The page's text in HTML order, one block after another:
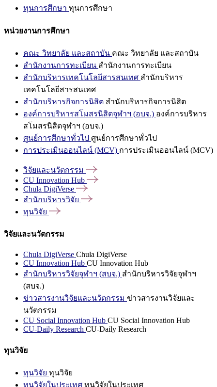
ทุนการศึกษา ทุนการศึกษา
หน่วยงานการศึกษา
คณะ วิทยาลัย และสถาบัน คณะ วิทยาลัย และสถาบัน
สำนักงานการทะเบียน สำนักงานการทะเบียน
สำนักบริหารเทคโนโลยีสารสนเทศ สำนักบริหาร
เทคโนโลยีสารสนเทศ
สำนักบริหารกิจการนิสิต สำนักบริหารกิจการนิสิต
องค์การบริหารสโมสรนิสิตจุฬาฯ (อบจ.) องค์การบริหาร
สโมสรนิสิตจุฬาฯ (อบจ.)
ศูนย์การศึกษาทั่วไป ศูนย์การศึกษาทั่วไป
การประเมินออนไลน์ (MCV) การประเมินออนไลน์ (MCV)
วิจัยและนวัตกรรม
CU Innovation Hub
Chula DigiVerse
สำนักบริหารวิจัย
ทุนวิจัย
วิจัยและนวัตกรรม
Chula DigiVerse Chula DigiVerse
CU Innovation Hub CU Innovation Hub
สำนักบริหารวิจัยจุฬาฯ (สบจ.) สำนักบริหารวิจัยจุฬาฯ
(สบจ.)
ข่าวสารงานวิจัยและนวัตกรรม ข่าวสารงานวิจัยและ
นวัตกรรม
CU Social Innovation Hub CU Social Innovation Hub
CU-Daily Research CU-Daily Research
ทุนวิจัย
ทุนวิจัย ทุนวิจัย
ทุนวิจัยในประเทศ ทุนวิจัยในประเทศ